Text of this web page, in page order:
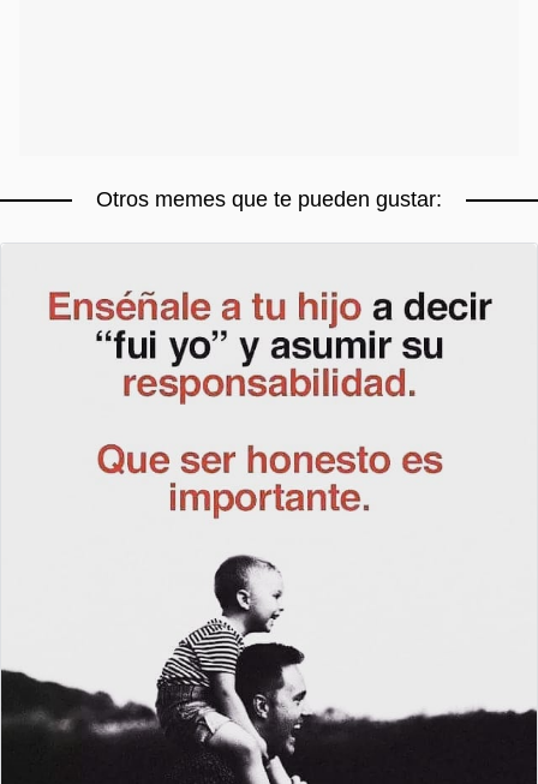
Otros memes que te pueden gustar: